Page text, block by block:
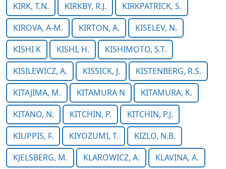
KIRK, T.N.
KIRKBY, R.J.
KIRKPATRICK, S.
KIROVA, A-M.
KIRTON, A.
KISELEV, N.
KISHI K
KISHI, H.
KISHIMOTO, S.T.
KISILEWICZ, A.
KISSICK, J.
KISTENBERG, R.S.
KITAJIMA, M.
KITAMURA N
KITAMURA, K.
KITANO, N.
KITCHIN, P.
KITCHIN, P.J.
KIUPPIS, F.
KIYOZUMI, T.
KIZLO, N.B.
KJELSBERG, M.
KLAROWICZ, A.
KLAVINA, A.